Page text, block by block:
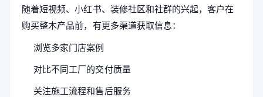
随着短视频、小红书、装修社区和社群的兴起，客户在
购买整木产品前，有更多渠道获取信息：
浏览多家门店案例
对比不同工厂的交付质量
关注施工流程和售后服务